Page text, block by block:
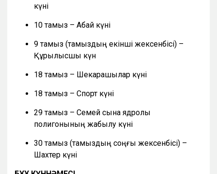
күні
10 тамыз – Абай күні
9 тамыз (тамыздың екінші жексенбісі) –
Құрылысшы күн
18 тамыз – Шекарашылар күні
18 тамыз – Спорт күні
29 тамыз – Семей сынақ ядролық
полигонының жабылу күні
30 тамыз (тамыздың соңғы жексенбісі) –
Шахтер күні